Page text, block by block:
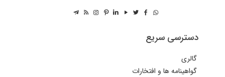
دسترسی سریع
گالری
گواهینامه ها و افتخارات